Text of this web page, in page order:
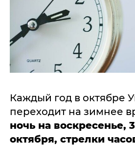
Каждый год в октябре
переходит на зимнее
ночь на воскресенье,
октября, стрелки